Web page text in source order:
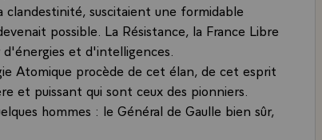
clandestinité, suscitaient une formidable
possible. La Résistance, la France Libre
et d'intelligences.
Atomique procède de cet élan, de cet esprit
et puissant qui sont ceux des pionniers.
hommes : le Général de Gaulle bien sûr,